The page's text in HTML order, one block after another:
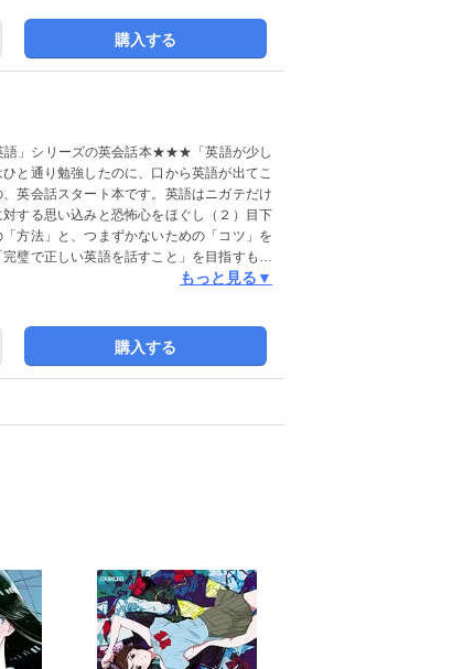
購入する
」シリーズの英会話本★★★「英語が少し
と通り勉強したのに、口から英語が出てこ
英会話スタート本です。英語はニガテだけ
する思い込みと恐怖心をほぐし（２）目下
方法」と、つまずかないための「コツ」を
璧で正しい英語を話すこと」を目指すもの
しい」「ネイティブみたいに話せないとダ
めしている学習法で、かつては英語アレル
てみることができました（くわしくは本書
みてください。
もっと見る▼
購入する